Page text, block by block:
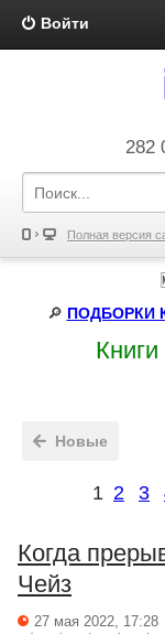
Войти
282
Полная версия
🔎 ПОДБОРКИ
Новые
1 2 3
Когда
Чейз
27 мая 2022, 17:28